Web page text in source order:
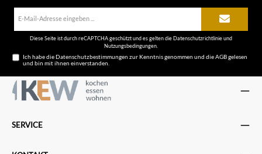
Diese Seite ist durch reCAPTCHA geschützt und es gelten die Datenschutzrichtlinieund
Nutzungsbedingungen.
Ich habe dieDatenschutzbestimmungen zur Kenntnis genommen und dieAGBgelesen
und bin mit ihnen einverstanden.
SERVICE